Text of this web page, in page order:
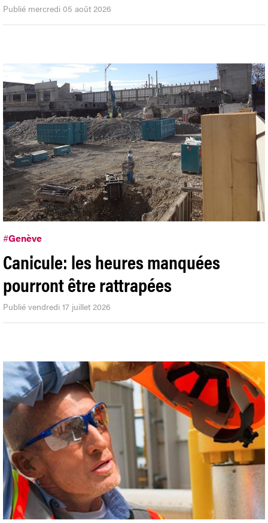
Publié mercredi 05 août 2026
#Genève
Canicule: les heures manquées
pourront être rattrapées
Publié vendredi 17 juillet 2026